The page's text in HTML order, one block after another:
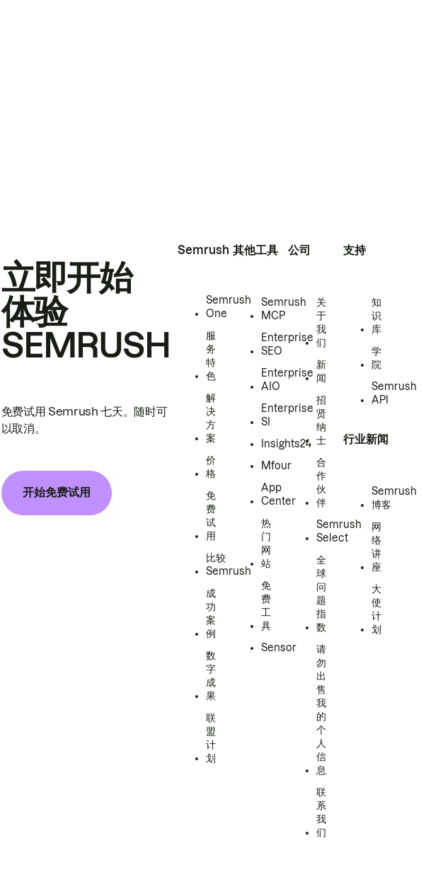
立即开始
体验
SEMRUSH
免费试用 Semrush 七天。随时可
以取消。
开始免费试用
Semrush
Semrush
One
服
务
特
色
解
决
方
案
价
格
免
费
试
用
比较
Semrush
成
功
案
例
数
字
成
果
联
盟
计
划
其他工具
Semrush
MCP
Enterprise
SEO
Enterprise
AIO
Enterprise
SI
Insights24
Mfour
App
Center
热
门
网
站
免
费
工
具
Sensor
公司
关
于
我
们
新
闻
招
贤
纳
士
合
作
伙
伴
Semrush
Select
全
球
问
题
指
数
请
勿
出
售
我
的
个
人
信
息
联
系
我
们
支持
知
识
库
学
院
Semrush
API
行业新闻
Semrush
博客
网
络
讲
座
大
使
计
划